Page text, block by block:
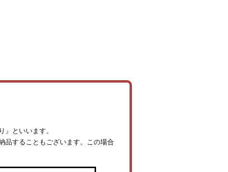
といいます。
品することもございます。この場合